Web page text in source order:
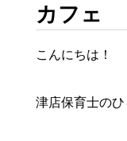
カフェ
こんにちは！
津店保育士の